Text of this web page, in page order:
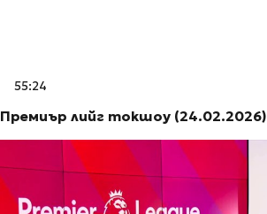
55:24
Премиър лийг токшоу (24.02.2026)